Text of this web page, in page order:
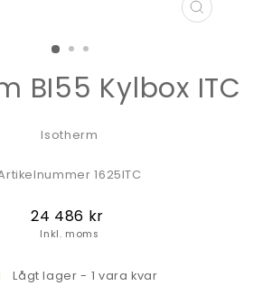
STÄNG
BI55 Kylbox ITC
Isotherm
1625ITC
Ordinarie
pris
24 486 kr
Inkl. moms
Lågt lager - 1 vara kvar